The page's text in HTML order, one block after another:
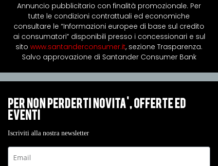
Annuncio pubblicitario con finalità promozionale. Per
tutte le condizioni contrattuali ed economiche
consultare le “Informazioni europee di base sul credito
ai consumatori” disponibili presso i concessionari e sul
sito www.santanderconsumer.it, sezione Trasparenza.
Salvo approvazione di Santander Consumer Bank
Per non perderti NovitA', Offerte ed
Eventi
Iscriviti alla nostra newsletter